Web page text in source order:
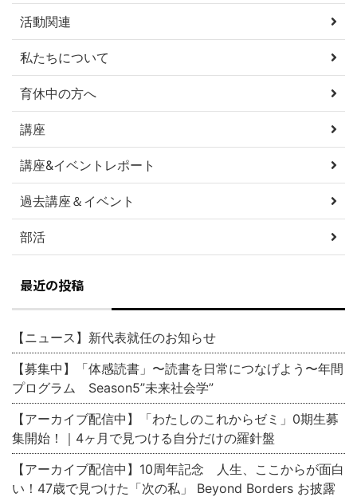
活動関連
私たちについて
育休中の方へ
講座
講座&イベントレポート
過去講座＆イベント
部活
最近の投稿
【ニュース】新代表就任のお知らせ
【募集中】「体感読書」〜読書を日常につなげよう〜年間
プログラム Season5”未来社会学”
【アーカイブ配信中】「わたしのこれからゼミ」0期生募
集開始！｜4ヶ月で見つける自分だけの羅針盤
【アーカイブ配信中】10周年記念 人生、ここからが面白
い！47歳で見つけた「次の私」 Beyond Borders お披露